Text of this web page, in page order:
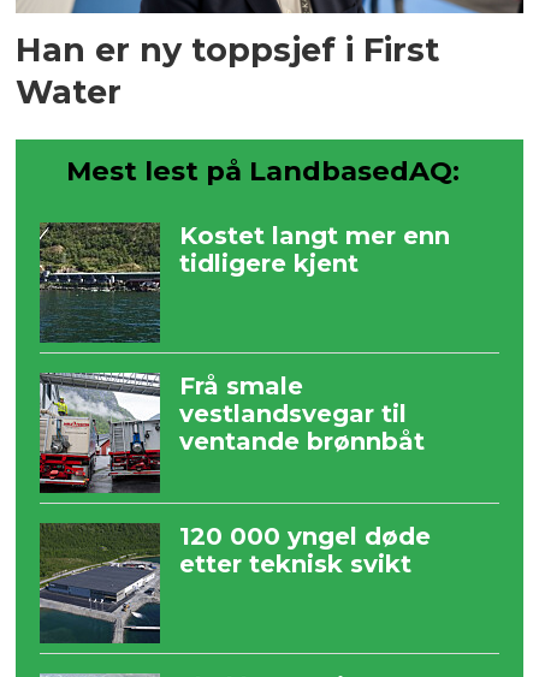
Han er ny toppsjef i First
Water
Mest lest på LandbasedAQ:
Kostet langt mer enn
tidligere kjent
Frå smale
vestlandsvegar til
ventande brønnbåt
120 000 yngel døde
etter teknisk svikt